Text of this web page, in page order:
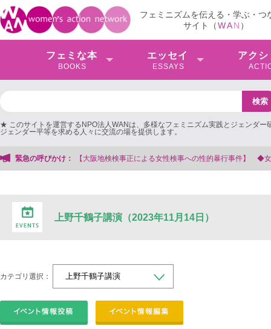
フェミニズムを伝える・学ぶ・つ
サイト（WAN ）
フェミな本
BOOKS
エッセイ
ESSAYS
アクシ
★ このサイトを運営するNPO法人WANは、多様なフェミニズム実践とジェンダー
ジェンダー平等を求める人々に交流の場を提供します。
緊急の呼びかけ：
検事正による女性検事への性的暴行事件】 ◆女性検事を支援する会事務局
上野千鶴子講演（2023年11月14日）
カテゴリ選択：